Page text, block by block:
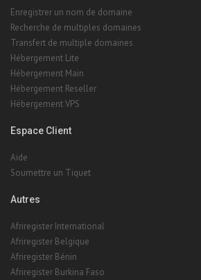
Enregistrer un nom de domaine
Recherche de multiples domaines
Transfert de multiple domaines
Hébergement Lite
Hébergement Main
Hébergement Reseller
Hébergement VPS
Espace Client
Aide
Soumettre un Tiquet
Autres
Afriregister International
Afriregister Belgique
Afriregister Bénin
Afriregister Burkina Faso